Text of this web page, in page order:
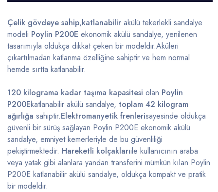
Çelik gövdeye sahip,katlanabilir akülü tekerlekli sandalye
modeli Poylin P200E ekonomik akülü sandalye, yenilenen
tasarımıyla oldukça dikkat çeken bir modeldir.Aküleri
çıkartılmadan katlanma özelliğine sahiptir ve hem normal
hemde sırtta katlanabilir.
120 kilograma kadar taşıma kapasitesi olan Poylin
P200Ekatlanabilir akülü sandalye, toplam 42 kilogram
ağırlığa sahiptir.Elektromanyetik frenlerisayesinde oldukça
güvenli bir sürüş sağlayan Poylin P200E ekonomik akülü
sandalye, emniyet kemerleriyle de bu güvenliliği
pekiştirmektedir. Hareketli kolçaklarıile kullanıcının araba
veya yatak gibi alanlara yandan transferini mümkün kılan Poylin
P200E katlanabilir akülü sandalye, oldukça kompakt ve pratik
bir modeldir.